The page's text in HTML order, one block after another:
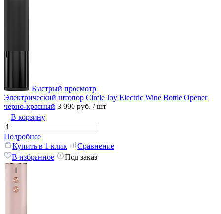
Быстрый просмотр
Электрический штопор Circle Joy Electric Wine Bottle Opener
черно-красный 3 990 руб. / шт
В корзину
Подробнее
Купить в 1 клик
Сравнение
В избранное
Под заказ